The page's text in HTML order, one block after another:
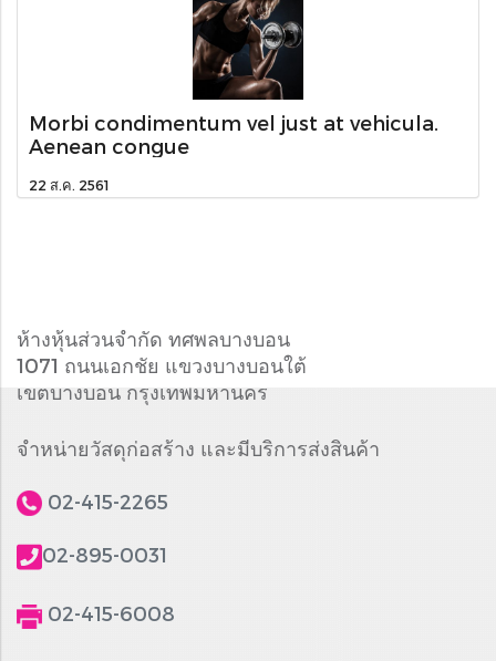
Morbi condimentum vel just at vehicula.
Aenean congue
22 ส.ค. 2561
ห้างหุ้นส่วนจำกัด ทศพลบางบอน
1071 ถนนเอกชัย แขวงบางบอนใต้
เขตบางบอน กรุงเทพมหานคร
จำหน่ายวัสดุก่อสร้าง และมีบริการส่งสินค้า
02-415-2265
02-895-0031
02-415-6008